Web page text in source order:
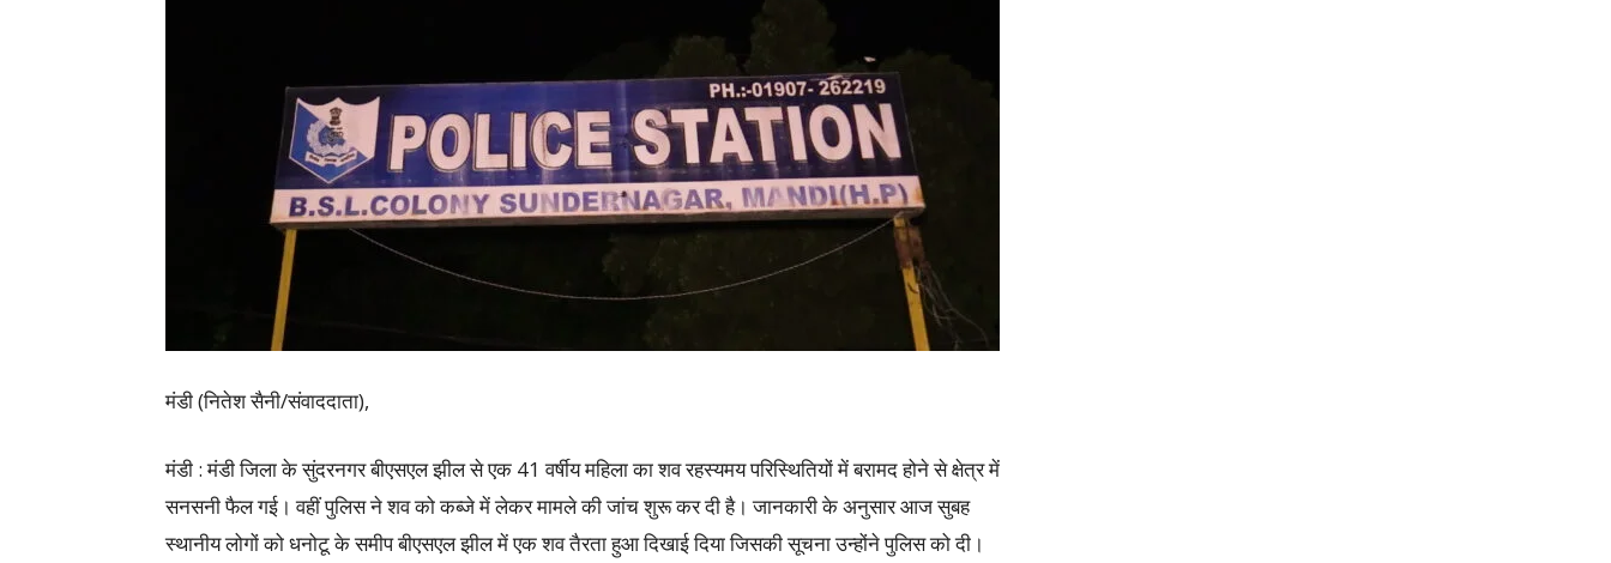
मंडी (नितेश सैनी/संवाददाता),
मंडी : मंडी जिला के सुंदरनगर बीएसएल झील से एक 41 वर्षीय महिला का शव रहस्यमय परिस्थितियों में बरामद होने से क्षेत्र में
सनसनी फैल गई। वहीं पुलिस ने शव को कब्जे में लेकर मामले की जांच शुरू कर दी है। जानकारी के अनुसार आज सुबह
स्थानीय लोगों को धनोटू के समीप बीएसएल झील में एक शव तैरता हुआ दिखाई दिया जिसकी सूचना उन्होंने पुलिस को दी।